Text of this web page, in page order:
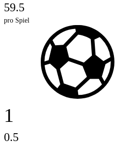
59.5
pro Spiel
1
0.5